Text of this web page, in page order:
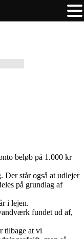
beløb på 1.000 kr
Der står også at udlejer
på grundlag af
i lejen.
fundet ud af,
tilbage at vi